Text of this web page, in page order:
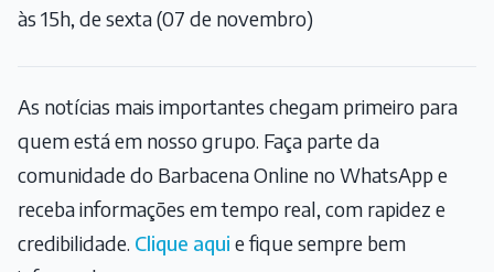
às 15h, de sexta (07 de novembro)
As notícias mais importantes chegam primeiro para
quem está em nosso grupo. Faça parte da
comunidade do Barbacena Online no WhatsApp e
receba informações em tempo real, com rapidez e
credibilidade. Clique aqui e fique sempre bem